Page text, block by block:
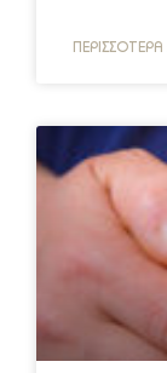
ΠΕΡΙΣΣΌΤΕΡΑ